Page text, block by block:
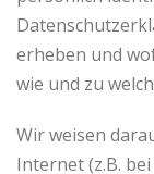
erheben und
wie und zu
Wir weisen
Internet (z.B.